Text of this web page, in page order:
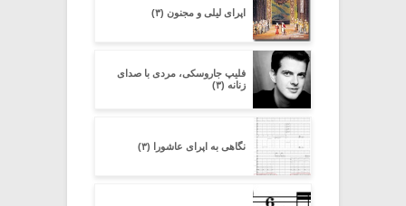
اپرای لیلی و مجنون (۳)
فلیپ جاروسکی، مردی با صدای
زنانه (۳)
نگاهی به اپرای عاشورا (۳)